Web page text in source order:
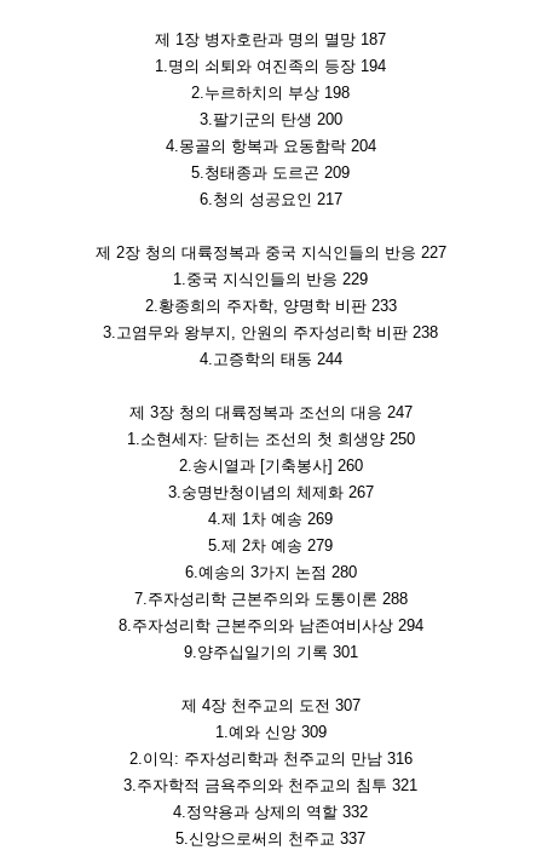
제 1장 병자호란과 명의 멸망 187
1.명의 쇠퇴와 여진족의 등장 194
2.누르하치의 부상 198
3.팔기군의 탄생 200
4.몽골의 항복과 요동함락 204
5.청태종과 도르곤 209
6.청의 성공요인 217
제 2장 청의 대륙정복과 중국 지식인들의 반응 227
1.중국 지식인들의 반응 229
2.황종희의 주자학, 양명학 비판 233
3.고염무와 왕부지, 안원의 주자성리학 비판 238
4.고증학의 태동 244
제 3장 청의 대륙정복과 조선의 대응 247
1.소현세자: 닫히는 조선의 첫 희생양 250
2.송시열과 [기축봉사] 260
3.숭명반청이념의 체제화 267
4.제 1차 예송 269
5.제 2차 예송 279
6.예송의 3가지 논점 280
7.주자성리학 근본주의와 도통이론 288
8.주자성리학 근본주의와 남존여비사상 294
9.양주십일기의 기록 301
제 4장 천주교의 도전 307
1.예와 신앙 309
2.이익: 주자성리학과 천주교의 만남 316
3.주자학적 금욕주의와 천주교의 침투 321
4.정약용과 상제의 역할 332
5.신앙으로써의 천주교 337